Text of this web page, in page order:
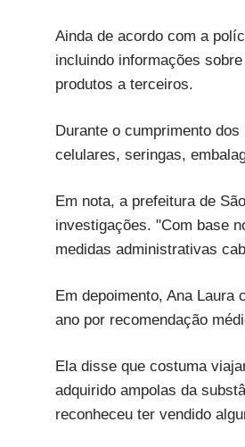
Ainda de acordo com a
incluindo informações
produtos a terceiros.
Durante o cumprimento
celulares, seringas,
Em nota, a prefeitura de
investigações. "Com base
medidas administrativas
Em depoimento, Ana Laura
ano por recomendação
Ela disse que costuma
adquirido ampolas da
reconheceu ter vendido